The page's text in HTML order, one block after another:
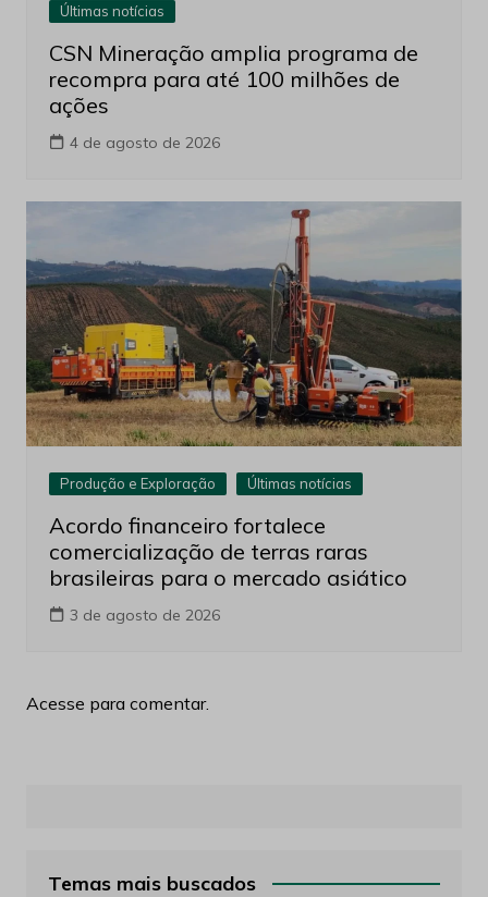
Últimas notícias
CSN Mineração amplia programa de
recompra para até 100 milhões de
ações
4 de agosto de 2026
Produção e Exploração Últimas notícias
Acordo financeiro fortalece
comercialização de terras raras
brasileiras para o mercado asiático
3 de agosto de 2026
Acesse para comentar.
Temas mais buscados